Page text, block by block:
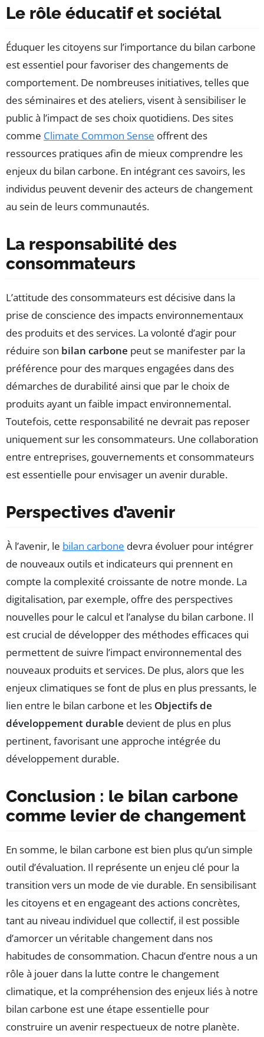
Le rôle éducatif et sociétal
Éduquer les citoyens sur l’importance du bilan carbone
est essentiel pour favoriser des changements de
comportement. De nombreuses initiatives, telles que
des séminaires et des ateliers, visent à sensibiliser le
public à l’impact de ses choix quotidiens. Des sites
comme Climate Common Sense offrent des
ressources pratiques afin de mieux comprendre les
enjeux du bilan carbone. En intégrant ces savoirs, les
individus peuvent devenir des acteurs de changement
au sein de leurs communautés.
La responsabilité des
consommateurs
L’attitude des consommateurs est décisive dans la
prise de conscience des impacts environnementaux
des produits et des services. La volonté d’agir pour
réduire son bilan carbone peut se manifester par la
préférence pour des marques engagées dans des
démarches de durabilité ainsi que par le choix de
produits ayant un faible impact environnemental.
Toutefois, cette responsabilité ne devrait pas reposer
uniquement sur les consommateurs. Une collaboration
entre entreprises, gouvernements et consommateurs
est essentielle pour envisager un avenir durable.
Perspectives d’avenir
À l’avenir, le bilan carbone devra évoluer pour intégrer
de nouveaux outils et indicateurs qui prennent en
compte la complexité croissante de notre monde. La
digitalisation, par exemple, offre des perspectives
nouvelles pour le calcul et l’analyse du bilan carbone. Il
est crucial de développer des méthodes efficaces qui
permettent de suivre l’impact environnemental des
nouveaux produits et services. De plus, alors que les
enjeux climatiques se font de plus en plus pressants, le
lien entre le bilan carbone et les Objectifs de
développement durable devient de plus en plus
pertinent, favorisant une approche intégrée du
développement durable.
Conclusion : le bilan carbone
comme levier de changement
En somme, le bilan carbone est bien plus qu’un simple
outil d’évaluation. Il représente un enjeu clé pour la
transition vers un mode de vie durable. En sensibilisant
les citoyens et en engageant des actions concrètes,
tant au niveau individuel que collectif, il est possible
d’amorcer un véritable changement dans nos
habitudes de consommation. Chacun d’entre nous a un
rôle à jouer dans la lutte contre le changement
climatique, et la compréhension des enjeux liés à notre
bilan carbone est une étape essentielle pour
construire un avenir respectueux de notre planète.